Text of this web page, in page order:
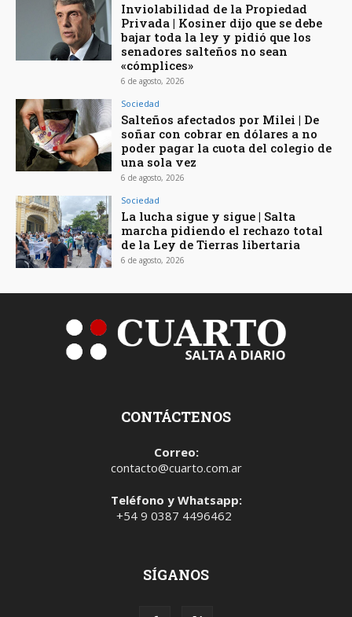
Inviolabilidad de la Propiedad
Privada | Kosiner dijo que se debe
bajar toda la ley y pidió que los
senadores salteños no sean
«cómplices»
6 de agosto, 2026
Sociedad
Salteños afectados por Milei | De
soñar con cobrar en dólares a no
poder pagar la cuota del colegio de
una sola vez
6 de agosto, 2026
Sociedad
La lucha sigue y sigue | Salta
marcha pidiendo el rechazo total
de la Ley de Tierras libertaria
6 de agosto, 2026
CONTÁCTENOS
Correo:
contacto@cuarto.com.ar
Teléfono y Whatsapp:
+54 9 0387 4496462
SÍGANOS